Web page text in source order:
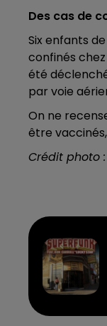
Des cas de
Six enfants
confinés
été
par voie
On ne
être
Crédit photo :